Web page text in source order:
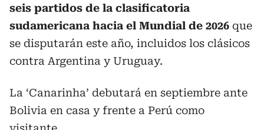
seis partidos de la clasificatoria
sudamericana hacia el Mundial de 2026 que
se disputarán este año, incluidos los clásicos
contra Argentina y Uruguay.
La ‘Canarinha’ debutará en septiembre ante
Bolivia en casa y frente a Perú como